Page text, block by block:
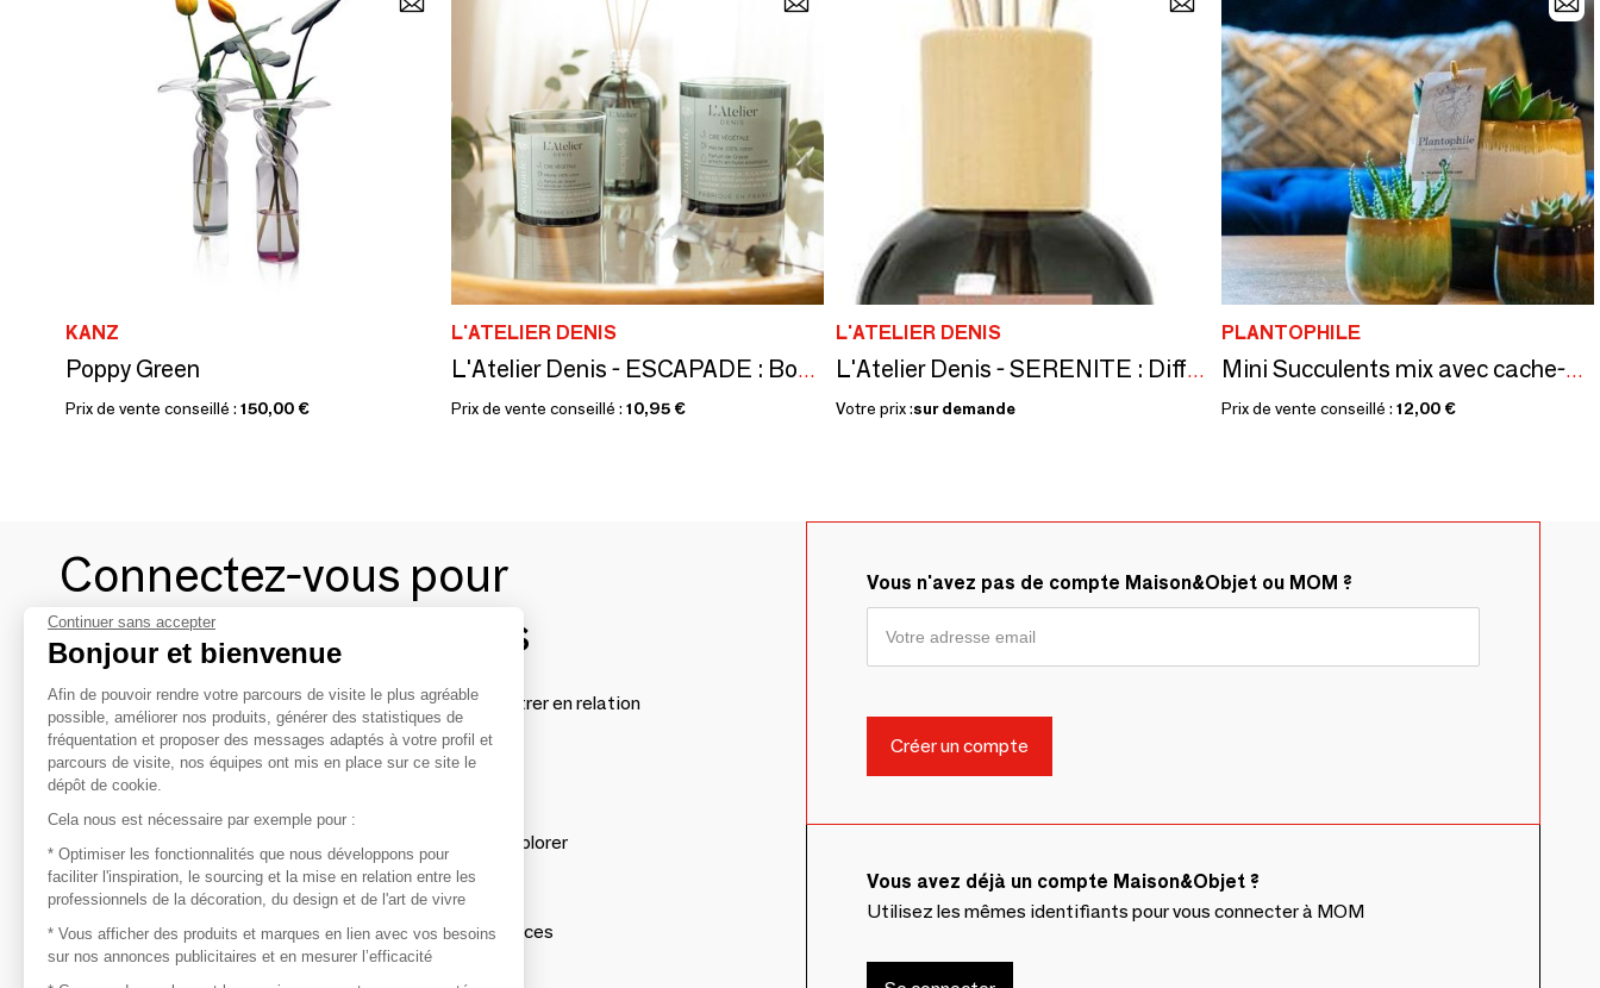
KANZ
Poppy Green
Prix de vente conseillé : 150,00 €
L'ATELIER DENIS
L'Atelier Denis - ESCAPADE : Bougie Parfumée cire 100% végétale 300g - 50H
Prix de vente conseillé : 10,95 €
L'ATELIER DENIS
L'Atelier Denis - SERENITE : Diffuseur Parfum 200ml – Fabriqué en France
Votre prix :sur demande
PLANTOPHILE
Mini Succulents mix avec cache-pot Seventies - assortiment 4 couleurs - small
Prix de vente conseillé : 12,00 €
Connectez-vous pour
contacter les marques
Afin de profiter au mieux de l'expérience MOM et de rentrer en relation
avec vos marques préférées, créez-vous un compte.
Découvrir
Les produits de milliers de fournisseurs à explorer
S'inspirer
Inspiration et sélections de produits tendances
Vous n'avez pas de compte Maison&Objet ou MOM ?
Vous avez déjà un compte Maison&Objet ?
Utilisez les mêmes identifiants pour vous connecter à MOM
Continuer sans accepter
Bonjour et bienvenue
Afin de pouvoir rendre votre parcours de visite le plus agréable
possible, améliorer nos produits, générer des statistiques de
fréquentation et proposer des messages adaptés à votre profil et
parcours de visite, nos équipes ont mis en place sur ce site le
dépôt de cookie.
Cela nous est nécessaire par exemple pour :
* Optimiser les fonctionnalités que nous développons pour
faciliter l'inspiration, le sourcing et la mise en relation entre les
professionnels de la décoration, du design et de l'art de vivre
* Vous afficher des produits et marques en lien avec vos besoins
sur nos annonces publicitaires et en mesurer l’efficacité